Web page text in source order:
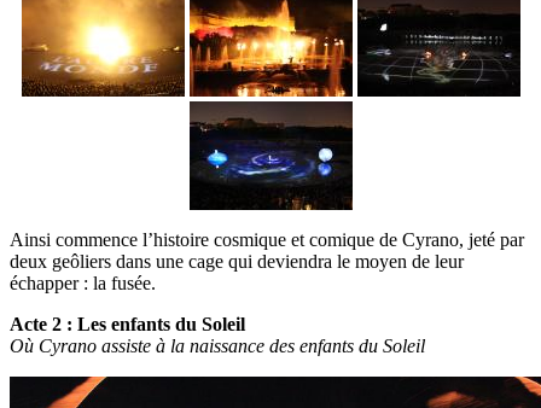
Ainsi commence l’histoire cosmique et comique de Cyrano, jeté par
deux geôliers dans une cage qui deviendra le moyen de leur
échapper : la fusée.
Acte 2 : Les enfants du Soleil
Où Cyrano assiste à la naissance des enfants du Soleil